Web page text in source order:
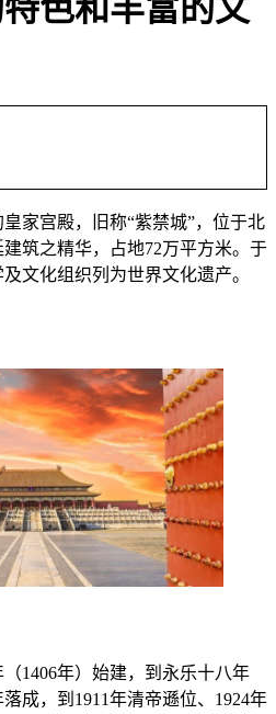
色和丰富的文
家宫殿，旧称“紫禁城”，位于北
筑之精华，占地72万平方米。于
文化组织列为世界文化遗产。
1406年）始建，到永乐十八年
落成，到1911年清帝遜位、1924年